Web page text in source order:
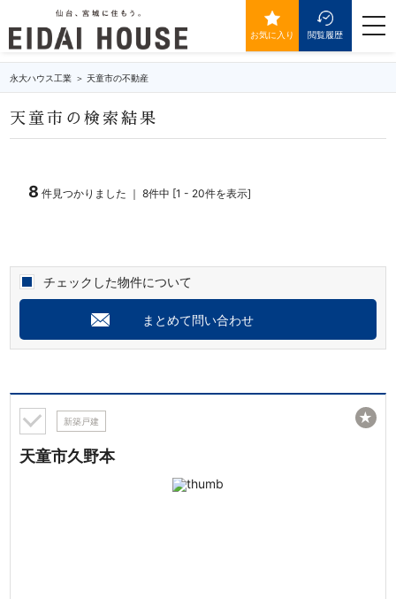
お気に入り 閲覧履歴
永大ハウス工業 天童市の不動産
天童市の検索結果
8 件見つかりました ｜ 8件中 [1 - 20件を表示]
チェックした物件について
まとめて問い合わせ
新築戸建
天童市久野本
★